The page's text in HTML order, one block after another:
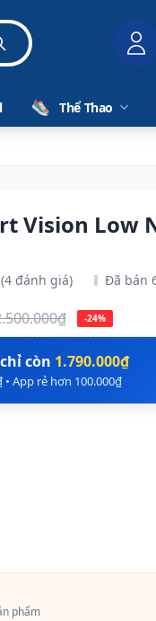
Thể Thao
Vision Low
(4 đánh giá) Đã bán
-24%
còn 1.790.000₫
• App rẻ hơn 100.000₫
phẩm